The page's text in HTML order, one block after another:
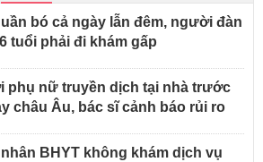
bó cả ngày lẫn đêm, người đàn
tuổi phải đi khám gấp
phụ nữ truyền dịch tại nhà trước
châu Âu, bác sĩ cảnh báo rủi ro
BHYT không khám dịch vụ